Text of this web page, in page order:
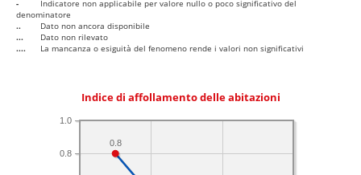
-
Indicatore non applicabile per valore nullo o poco significativo del
denominatore
..
Dato non ancora disponibile
...
Dato non rilevato
....
La mancanza o esiguità del fenomeno rende i valori non significativi
Indice di affollamento delle abitazioni
0.8
1.0
0.8